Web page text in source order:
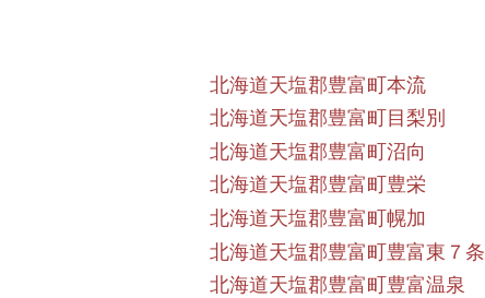
北海道天塩郡豊富町本流
北海道天塩郡豊富町目梨別
北海道天塩郡豊富町沼向
北海道天塩郡豊富町豊栄
北海道天塩郡豊富町幌加
北海道天塩郡豊富町豊富東７条
北海道天塩郡豊富町豊富温泉